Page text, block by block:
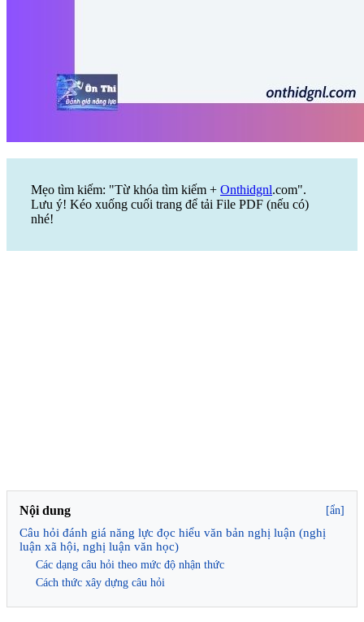
Mẹo tìm kiếm: "Từ khóa tìm kiếm + Onthidgnl.com".
Lưu ý! Kéo xuống cuối trang để tải File PDF (nếu có)
nhé!
Nội dung [ẩn]
Câu hỏi đánh giá năng lực đọc hiểu văn bản nghị luận (nghị
luận xã hội, nghị luận văn học)
Các dạng câu hỏi theo mức độ nhận thức
Cách thức xây dựng câu hỏi